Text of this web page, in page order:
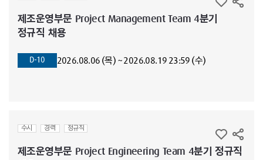
제조운영부문 Project Management Team 4분기
정규직 채용
D-10 2026.08.06 (목) ~ 2026.08.19 23:59 (수)
수시 경력 정규직
제조운영부문 Project Engineering Team 4분기 정규직